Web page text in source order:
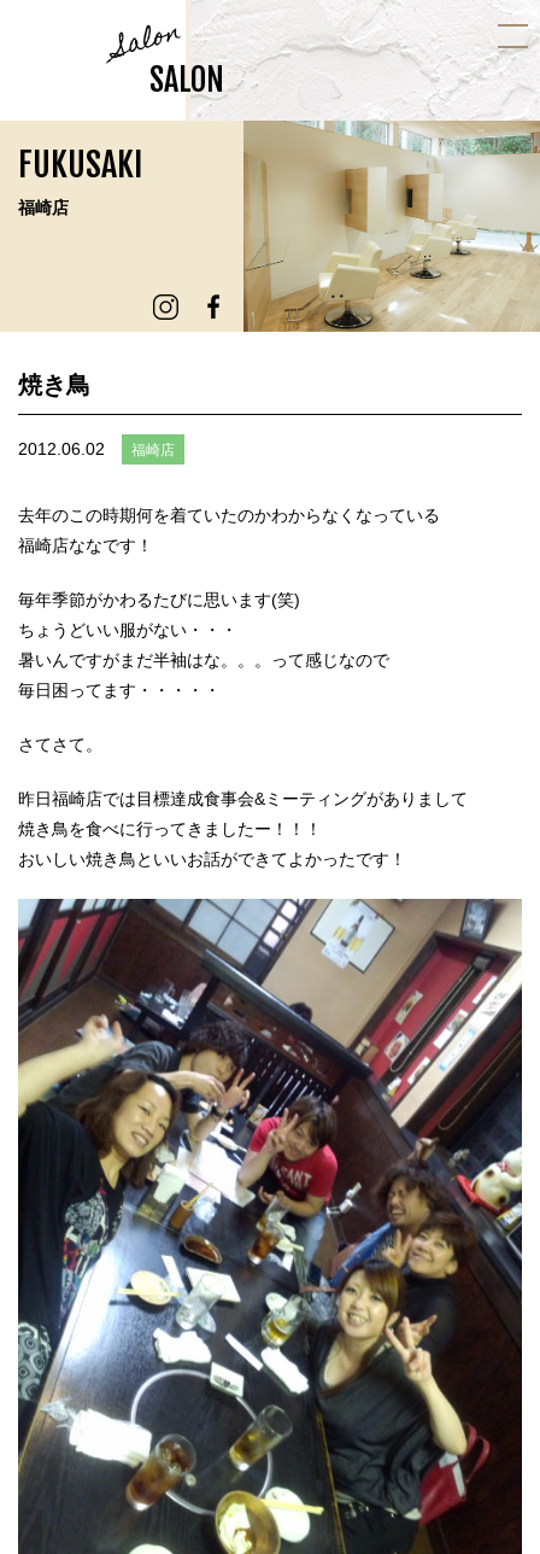
Salon
SALON
FUKUSAKI
福崎店
焼き鳥
2012.06.02 福崎店
去年のこの時期何を着ていたのかわからなくなっている
福崎店ななです！
毎年季節がかわるたびに思います(笑)
ちょうどいい服がない・・・
暑いんですがまだ半袖はな。。。って感じなので
毎日困ってます・・・・・
さてさて。
昨日福崎店では目標達成食事会&ミーティングがありまして
焼き鳥を食べに行ってきましたー！！！
おいしい焼き鳥といいお話ができてよかったです！